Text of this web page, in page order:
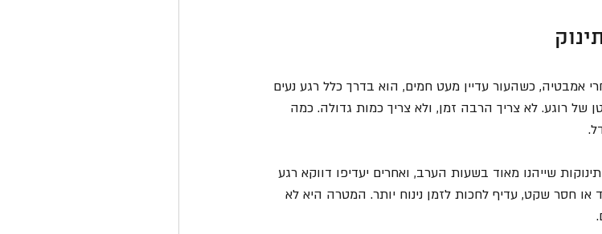
אמבטיה, כשהעור עדיין מעט חמים, הוא בדרך כלל רגע נעים
של רוגע. לא צריך הרבה זמן, ולא צריך כמות גדולה. כמה
שייהנו מאוד בשעות הערב, ואחרים יעדיפו דווקא רגע
חסר שקט, עדיף לחכות לזמן נינוח יותר. המטרה היא לא